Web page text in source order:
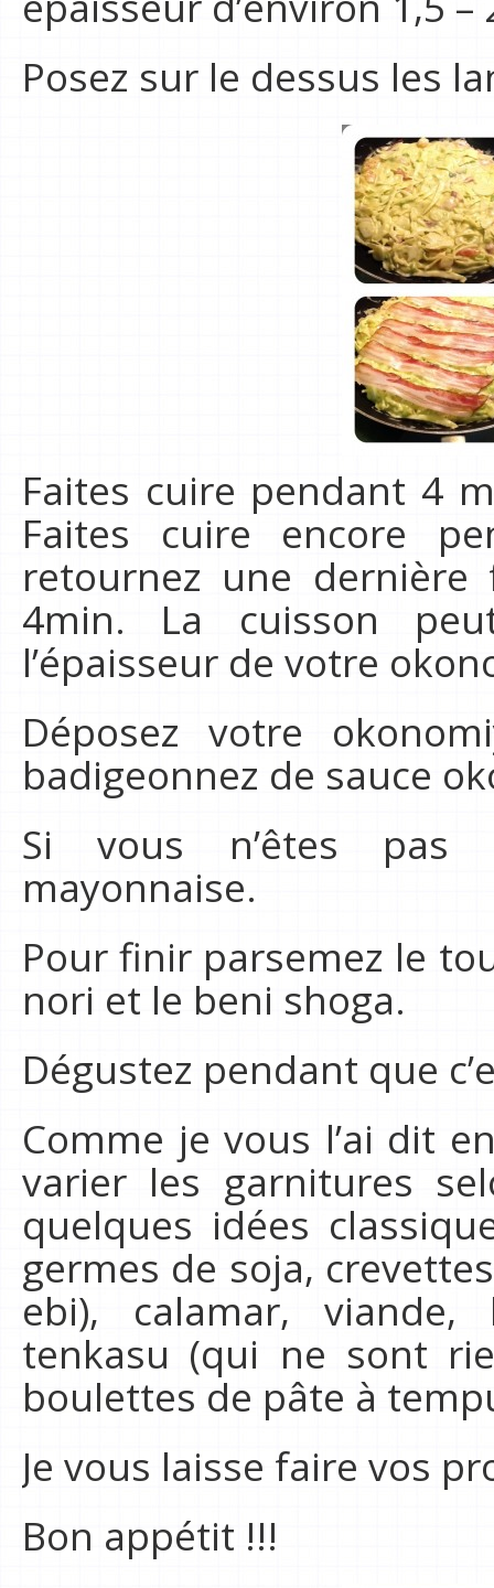
Posez sur le dessus les
Faites cuire pendant 4
Faites cuire encore
retournez une
4min. La cuisson
l’épaisseur de votre
Déposez votre
badigeonnez de sauce
Si vous n’êtes pas
mayonnaise.
Pour finir parsemez le
nori et le beni shoga.
Dégustez pendant que
Comme je vous l’ai dit
varier les garnitures
quelques idées
germes de soja,
ebi), calamar, viande,
tenkasu (qui ne sont
boulettes de pâte à
Je vous laisse faire vos
Bon appétit !!!